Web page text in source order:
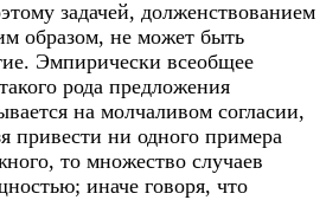
задачей, долженствованием
образом, не может быть
Эмпирически всеобщее
рода предложения
на молчаливом согласии,
привести ни одного примера
то множество случаев
иначе говоря, что